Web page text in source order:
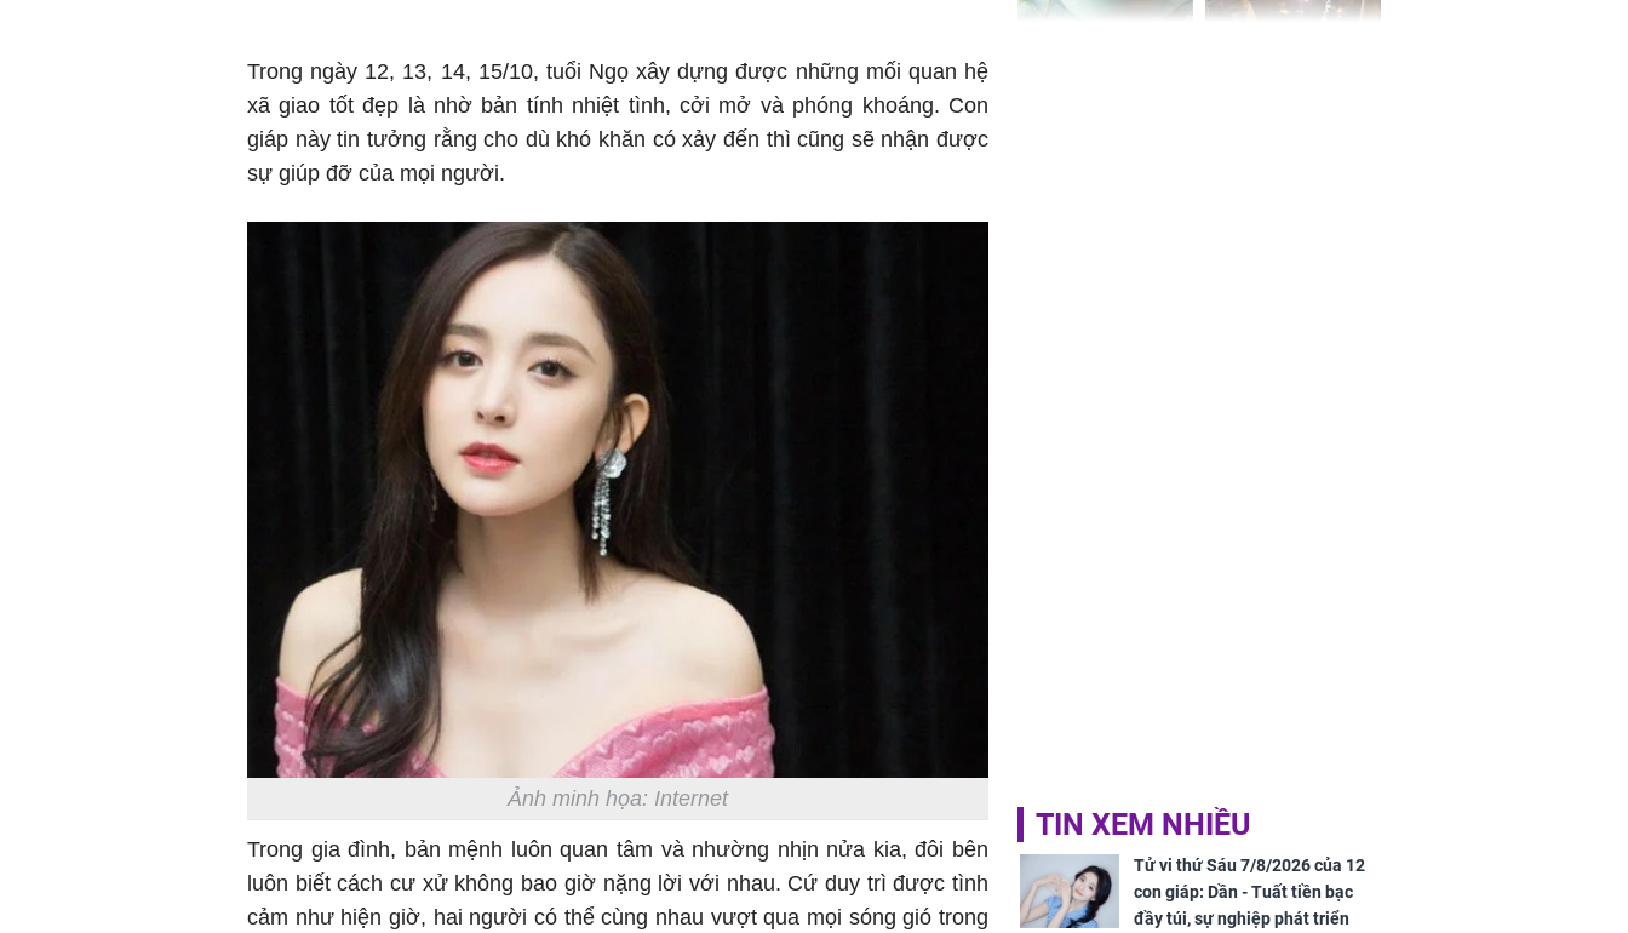
Trong ngày 12, 13, 14, 15/10, tuổi Ngọ xây dựng được những mối quan hệ
xã giao tốt đẹp là nhờ bản tính nhiệt tình, cởi mở và phóng khoáng. Con
giáp này tin tưởng rằng cho dù khó khăn có xảy đến thì cũng sẽ nhận được
sự giúp đỡ của mọi người.
Ảnh minh họa: Internet
Trong gia đình, bản mệnh luôn quan tâm và nhường nhịn nửa kia, đôi bên
luôn biết cách cư xử không bao giờ nặng lời với nhau. Cứ duy trì được tình
cảm như hiện giờ, hai người có thể cùng nhau vượt qua mọi sóng gió trong
TIN XEM NHIỀU
Tử vi thứ Sáu 7/8/2026 của 12
con giáp: Dần - Tuất tiền bạc
đầy túi, sự nghiệp phát triển